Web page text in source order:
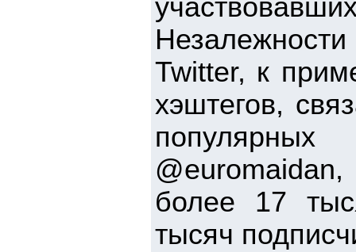
Twitter, к
хэштегов,
более 17
тысяч